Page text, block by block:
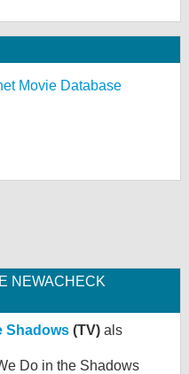
Movie Database
NEWACHECK
Shadows (TV) als
Do in the Shadows